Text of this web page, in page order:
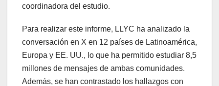
coordinadora del estudio.
Para realizar este informe, LLYC ha analizado la
conversación en X en 12 países de Latinoamérica,
Europa y EE. UU., lo que ha permitido estudiar 8,5
millones de mensajes de ambas comunidades.
Además, se han contrastado los hallazgos con